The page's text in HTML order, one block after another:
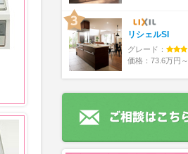
リシェルSI
グレード：
価格：73.6万円～